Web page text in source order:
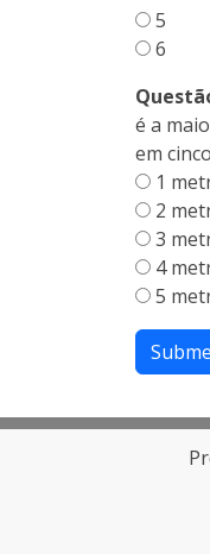
5
6
é a
em
1
2
3
4
5